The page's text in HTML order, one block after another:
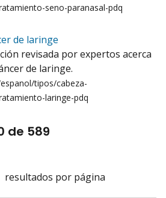
seno-paranasal-pdq
de laringe
revisada por expertos acerca
de laringe.
tipos/cabeza-
laringe-pdq
de 589
resultados por página